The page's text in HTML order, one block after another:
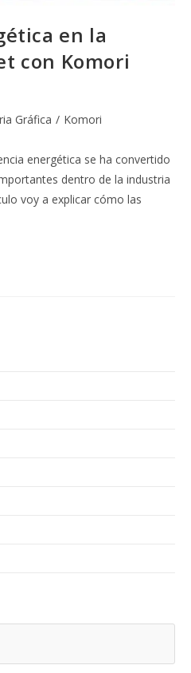
en la
con Komori
Gráfica / Komori
energética se ha convertido
dentro de la industria
voy a explicar cómo las